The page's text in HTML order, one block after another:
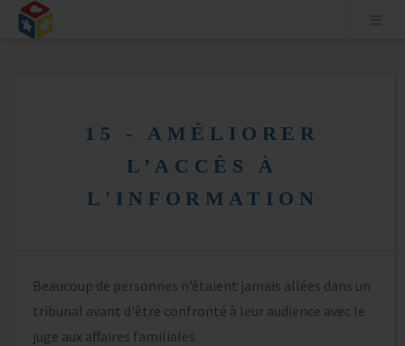
15 - AMÉLIORER
L’ACCÈS À
L'INFORMATION
Beaucoup de personnes n’étaient jamais allées dans un
tribunal avant d'être confronté à leur audience avec le
juge aux affaires familiales.